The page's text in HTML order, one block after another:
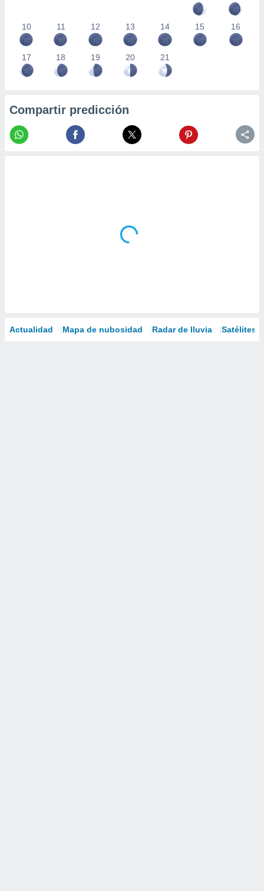
10 11 12 13 14 15 16
17 18 19 20 21
Compartir predicción
Actualidad Mapa de nubosidad Radar de lluvia Satélites